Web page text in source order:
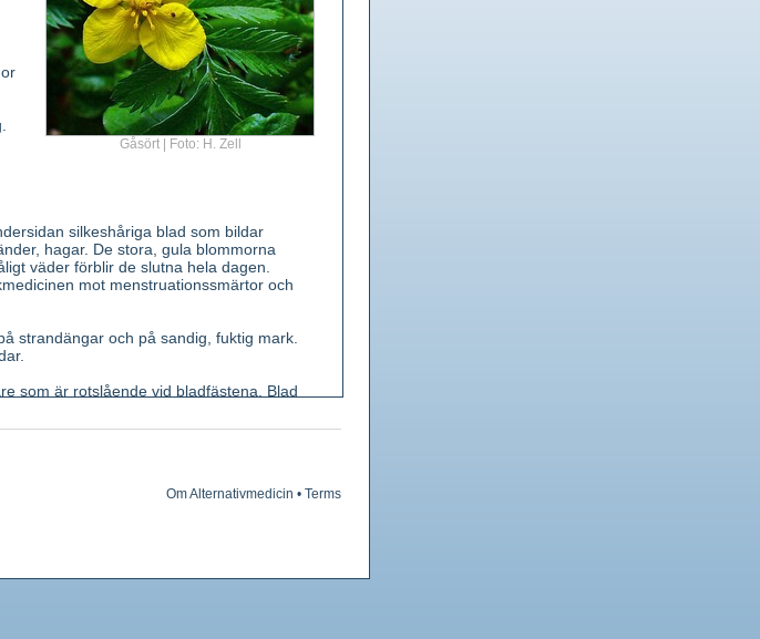
Gåsört | Foto: H. Zell
silkeshåriga blad som bildar
hagar. De stora, gula blommorna
väder förblir de slutna hela dagen.
mot menstruationssmärtor och
strandängar och på sandig, fuktig mark.
som är rotslående vid bladfästena. Blad
hår. Småblad fint sågade.
Om Alternativmedicin • Terms